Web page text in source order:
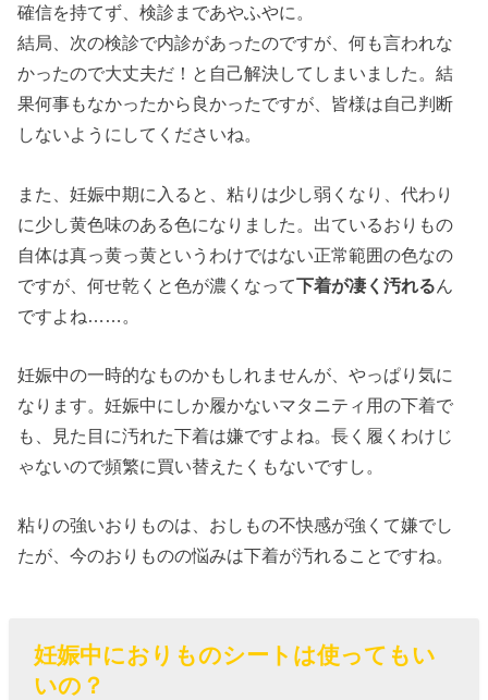
確信を持てず、検診まであやふやに。
結局、次の検診で内診があったのですが、何も言われな
かったので大丈夫だ！と自己解決してしまいました。結
果何事もなかったから良かったですが、皆様は自己判断
しないようにしてくださいね。
また、妊娠中期に入ると、粘りは少し弱くなり、代わり
に少し黄色味のある色になりました。出ているおりもの
自体は真っ黄っ黄というわけではない正常範囲の色なの
ですが、何せ乾くと色が濃くなって下着が凄く汚れるん
ですよね……。
妊娠中の一時的なものかもしれませんが、やっぱり気に
なります。妊娠中にしか履かないマタニティ用の下着で
も、見た目に汚れた下着は嫌ですよね。長く履くわけじ
ゃないので頻繁に買い替えたくもないですし。
粘りの強いおりものは、おしもの不快感が強くて嫌でし
たが、今のおりものの悩みは下着が汚れることですね。
妊娠中におりものシートは使ってもい
いの？